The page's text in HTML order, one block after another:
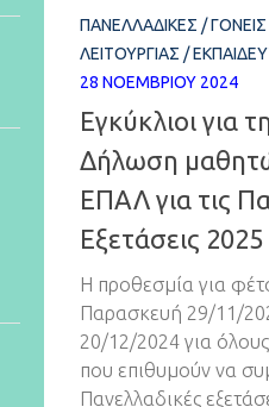
ΠΑΝΕΛΛΑΔΙΚΈΣ /
ΛΕΙΤΟΥΡΓΊΑΣ /
28 ΝΟΕΜΒΡΊΟΥ 2024
Εγκύκλιοι για
Δήλωση
ΕΠΑΛ για τις
Εξετάσεις 2025
Η προθεσμία για
Παρασκευή 29/11/
20/12/2024 για
που επιθυμούν να
Πανελλαδικές